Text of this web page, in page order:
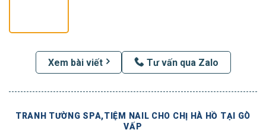
Xem bài viết Tư vấn qua Zalo
TRANH TƯỜNG SPA,TIỆM NAIL CHO CHỊ HÀ HỒ TẠI GÒ
VẤP